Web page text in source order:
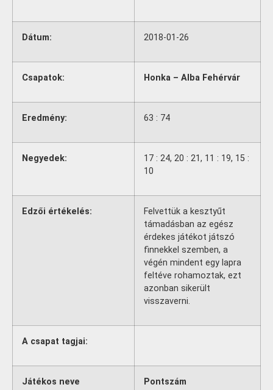
Dátum: 2018-01-26
Csapatok: Honka – Alba Fehérvár
Eredmény: 63 : 74
Negyedek:
17 : 24, 20 : 21, 11 : 19, 15 :
10
Edzői értékelés:
Felvettük a kesztyűt
támadásban az egész
érdekes játékot játszó
finnekkel szemben, a
végén mindent egy lapra
feltéve rohamoztak, ezt
azonban sikerült
visszaverni.
A csapat tagjai:
Játékos neve Pontszám